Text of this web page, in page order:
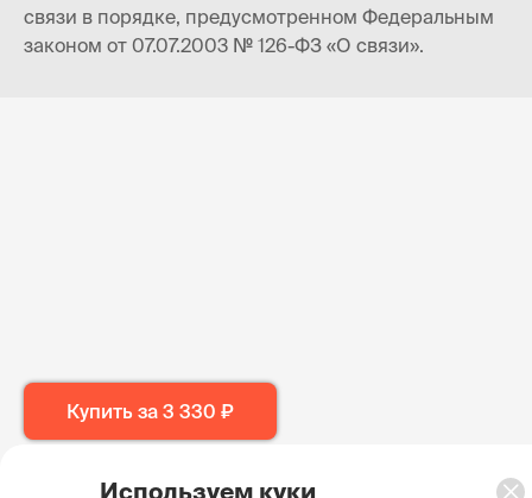
Купить за 3 330 ₽
связи в порядке, предусмотренном Федеральным
законом от 07.07.2003 № 126-ФЗ «О связи».
Используем куки